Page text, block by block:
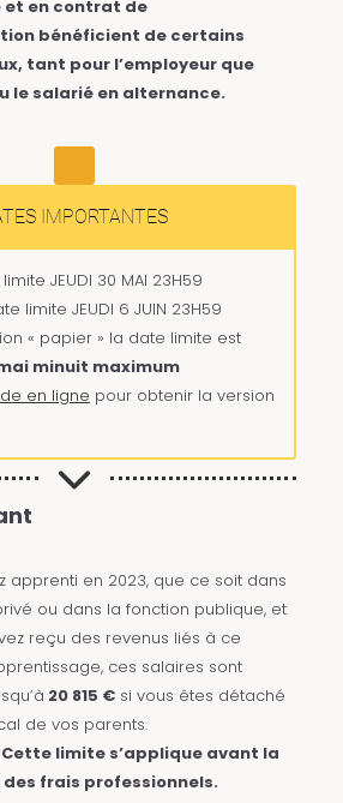
et en contrat de
bénéficient de certains
tant pour l’employeur que
le salarié en alternance.
IMPORTANTES
JEUDI 30 MAI 23H59
limite JEUDI 6 JUIN 23H59
« papier » la date limite est
minuit maximum
en ligne pour obtenir la version
apprenti en 2023, que ce soit dans
ou dans la fonction publique, et
reçu des revenus liés à ce
ces salaires sont
20 815 €si vous êtes détaché
de vos parents.
limite s’applique avant la
frais professionnels.